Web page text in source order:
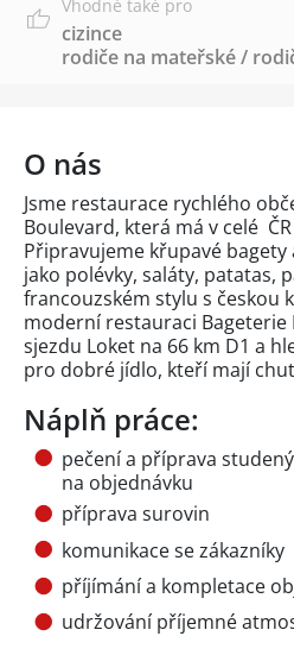
Vhodné také pro
cizince
rodiče na mateřské /
O nás
Jsme restaurace rychlého
Boulevard, která má v celé
Připravujeme křupavé
jako polévky, saláty, patatas,
francouzském stylu s českou
moderní restauraci
sjezdu Loket na 66 km D1 a
pro dobré jídlo, kteří mají
Náplň práce:
pečení a příprava
na objednávku
příprava surovin
komunikace se zákazníky
příjímání a kompletace
udržování příjemné